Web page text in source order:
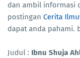
dan ambil informasi
postingan Cerita
dapat anda pahami.
Judul : Ibnu Shuja